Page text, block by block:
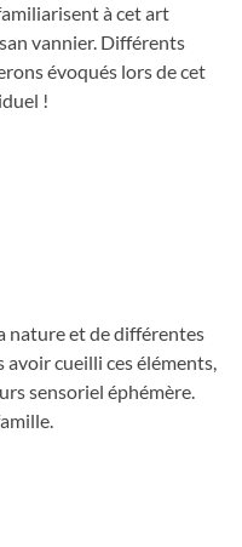
à cet art
vannier. Différents
évoqués lors de cet
!
nature et de différentes
cueilli ces éléments,
sensoriel éphémère.